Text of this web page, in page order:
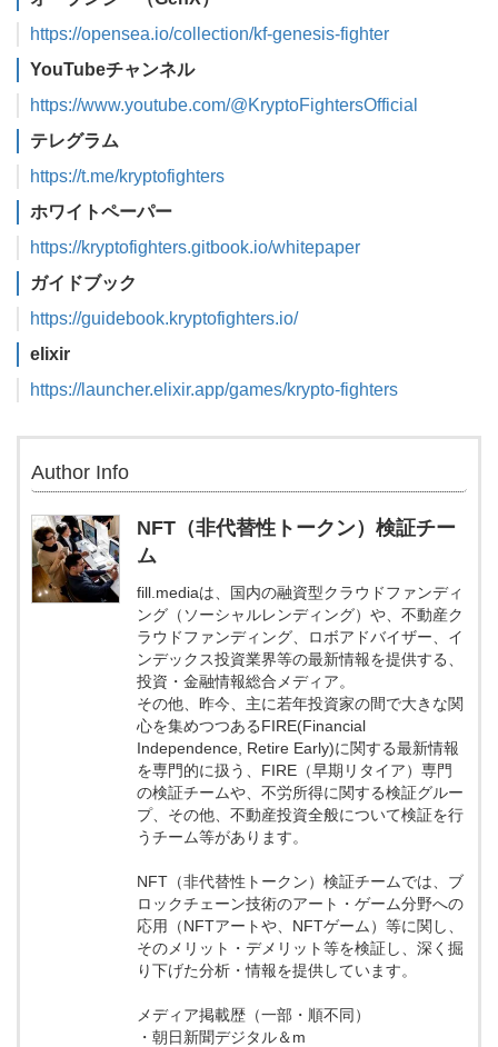
https://opensea.io/collection/kf-genesis-fighter
YouTubeチャンネル
https://www.youtube.com/@KryptoFightersOfficial
テレグラム
https://t.me/kryptofighters
ホワイトペーパー
https://kryptofighters.gitbook.io/whitepaper
ガイドブック
https://guidebook.kryptofighters.io/
elixir
https://launcher.elixir.app/games/krypto-fighters
Author Info
NFT（非代替性トークン）検証チー
ム
fill.mediaは、国内の融資型クラウドファンディ
ング（ソーシャルレンディング）や、不動産ク
ラウドファンディング、ロボアドバイザー、イ
ンデックス投資業界等の最新情報を提供する、
投資・金融情報総合メディア。
その他、昨今、主に若年投資家の間で大きな関
心を集めつつあるFIRE(Financial
Independence, Retire Early)に関する最新情報
を専門的に扱う、FIRE（早期リタイア）専門
の検証チームや、不労所得に関する検証グルー
プ、その他、不動産投資全般について検証を行
うチーム等があります。
NFT（非代替性トークン）検証チームでは、ブ
ロックチェーン技術のアート・ゲーム分野への
応用（NFTアートや、NFTゲーム）等に関し、
そのメリット・デメリット等を検証し、深く掘
り下げた分析・情報を提供しています。
メディア掲載歴（一部・順不同）
・朝日新聞デジタル＆m